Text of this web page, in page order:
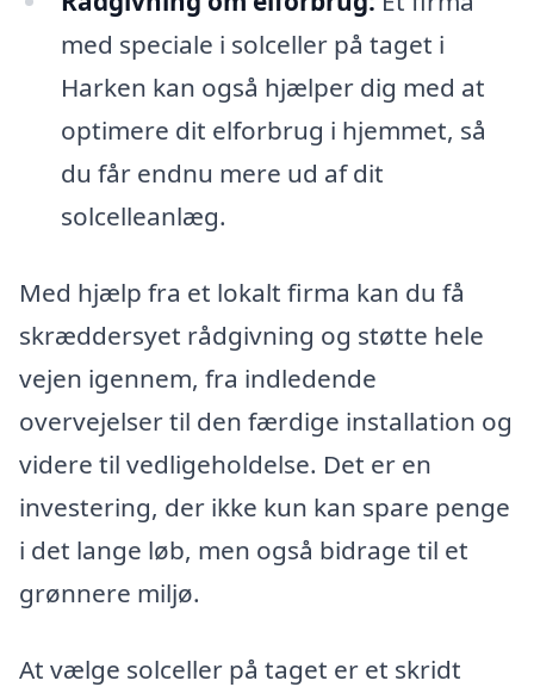
med speciale i solceller på taget i
Harken kan også hjælper dig med at
optimere dit elforbrug i hjemmet, så
du får endnu mere ud af dit
solcelleanlæg.
Med hjælp fra et lokalt firma kan du få
skræddersyet rådgivning og støtte hele
vejen igennem, fra indledende
overvejelser til den færdige installation og
videre til vedligeholdelse. Det er en
investering, der ikke kun kan spare penge
i det lange løb, men også bidrage til et
grønnere miljø.
At vælge solceller på taget er et skridt